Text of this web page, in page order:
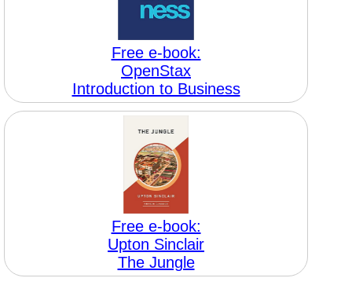
Free e-book:
OpenStax
Introduction to Business
Free e-book:
Upton Sinclair
The Jungle